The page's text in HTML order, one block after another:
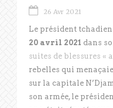
26 Avr 2021
Le président tchadien
20 avril 2021 dans
suites de blessures «
rebelles qui
sur la capitale
son armée, le